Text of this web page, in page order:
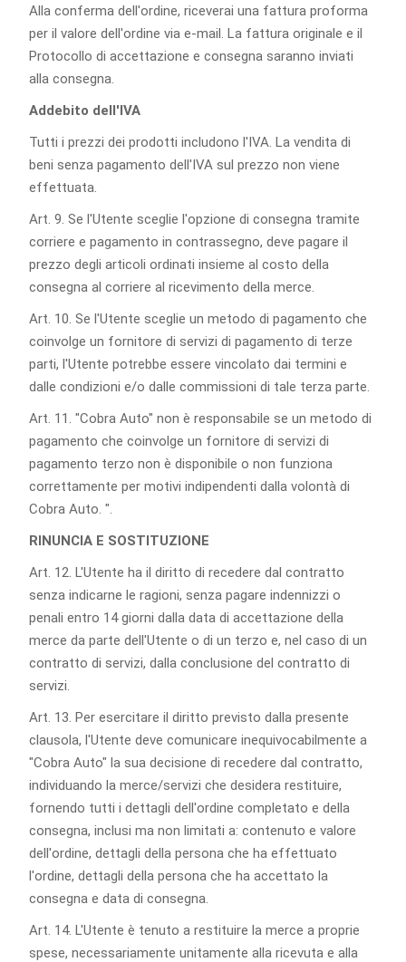
Alla conferma dell'ordine, riceverai una fattura proforma
per il valore dell'ordine via e-mail. La fattura originale e il
Protocollo di accettazione e consegna saranno inviati
alla consegna.
Addebito dell'IVA
Tutti i prezzi dei prodotti includono l'IVA. La vendita di
beni senza pagamento dell'IVA sul prezzo non viene
effettuata.
Art. 9. Se l'Utente sceglie l'opzione di consegna tramite
corriere e pagamento in contrassegno, deve pagare il
prezzo degli articoli ordinati insieme al costo della
consegna al corriere al ricevimento della merce.
Art. 10. Se l'Utente sceglie un metodo di pagamento che
coinvolge un fornitore di servizi di pagamento di terze
parti, l'Utente potrebbe essere vincolato dai termini e
dalle condizioni e/o dalle commissioni di tale terza parte.
Art. 11. "Cobra Auto" non è responsabile se un metodo di
pagamento che coinvolge un fornitore di servizi di
pagamento terzo non è disponibile o non funziona
correttamente per motivi indipendenti dalla volontà di
Cobra Auto. ".
RINUNCIA E SOSTITUZIONE
Art. 12. L'Utente ha il diritto di recedere dal contratto
senza indicarne le ragioni, senza pagare indennizzi o
penali entro 14 giorni dalla data di accettazione della
merce da parte dell'Utente o di un terzo e, nel caso di un
contratto di servizi, dalla conclusione del contratto di
servizi.
Art. 13. Per esercitare il diritto previsto dalla presente
clausola, l'Utente deve comunicare inequivocabilmente a
"Cobra Auto" la sua decisione di recedere dal contratto,
individuando la merce/servizi che desidera restituire,
fornendo tutti i dettagli dell'ordine completato e della
consegna, inclusi ma non limitati a: contenuto e valore
dell'ordine, dettagli della persona che ha effettuato
l'ordine, dettagli della persona che ha accettato la
consegna e data di consegna.
Art. 14. L'Utente è tenuto a restituire la merce a proprie
spese, necessariamente unitamente alla ricevuta e alla